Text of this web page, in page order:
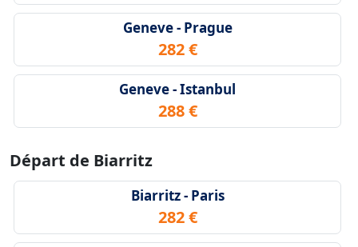
Geneve - Prague
282 €
Geneve - Istanbul
288 €
Départ de Biarritz
Biarritz - Paris
282 €